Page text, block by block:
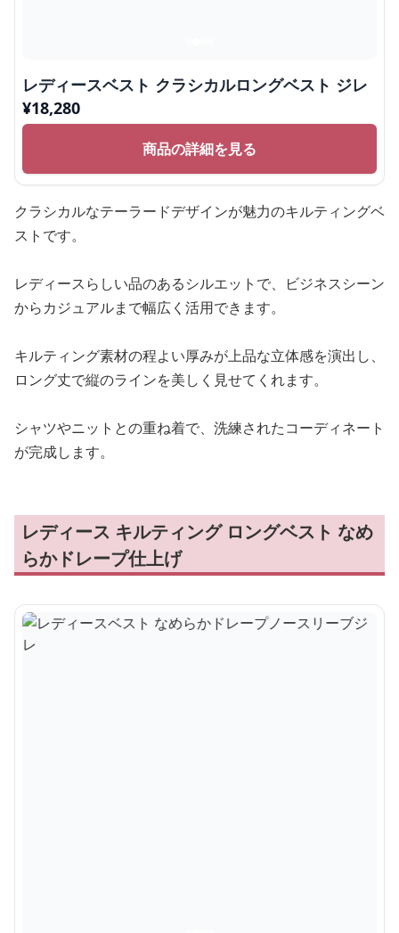
レディースベスト クラシカルロングベスト ジレ
¥18,280
商品の詳細を見る
クラシカルなテーラードデザインが魅力のキルティングベ
ストです。
レディースらしい品のあるシルエットで、ビジネスシーン
からカジュアルまで幅広く活用できます。
キルティング素材の程よい厚みが上品な立体感を演出し、
ロング丈で縦のラインを美しく見せてくれます。
シャツやニットとの重ね着で、洗練されたコーディネート
が完成します。
レディース キルティング ロングベスト なめ
らかドレープ仕上げ